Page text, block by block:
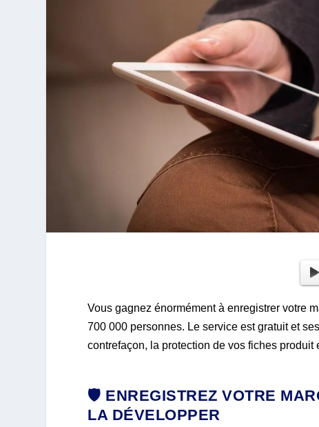
Vous gagnez énormément à enregistrer votre
700 000 personnes. Le service est gratuit et
contrefaçon, la protection de vos fiches
🛡️ ENREGISTREZ VOTRE
LA DÉVELOPPER